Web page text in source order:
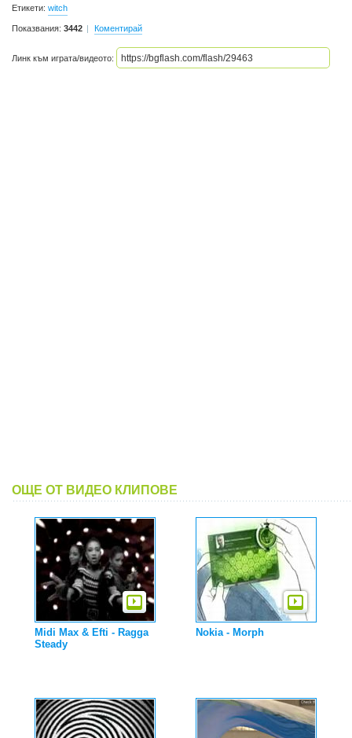
Етикети: witch
Показвания: 3442 Коментирай
Линк към играта/видеото:
ОЩЕ ОТ ВИДЕО КЛИПОВЕ
Midi Max & Efti - Ragga
Steady
Nokia - Morph